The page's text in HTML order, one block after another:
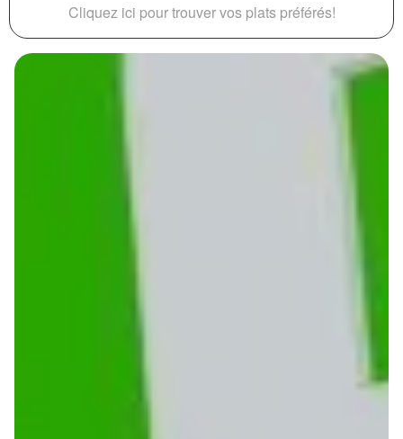
Cliquez ici pour trouver vos plats préférés!